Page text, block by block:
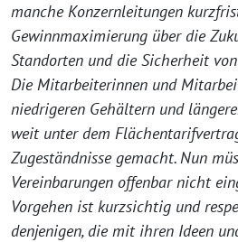
manche Konzernleitungen
Gewinnmaximierung über die
Standorten und die Sicherheit
Die Mitarbeiterinnen und
niedrigeren Gehältern und
weit unter dem
Zugeständnisse gemacht. Nun
Vereinbarungen offenbar nicht
Vorgehen ist kurzsichtig und
denjenigen, die mit ihren Ideen